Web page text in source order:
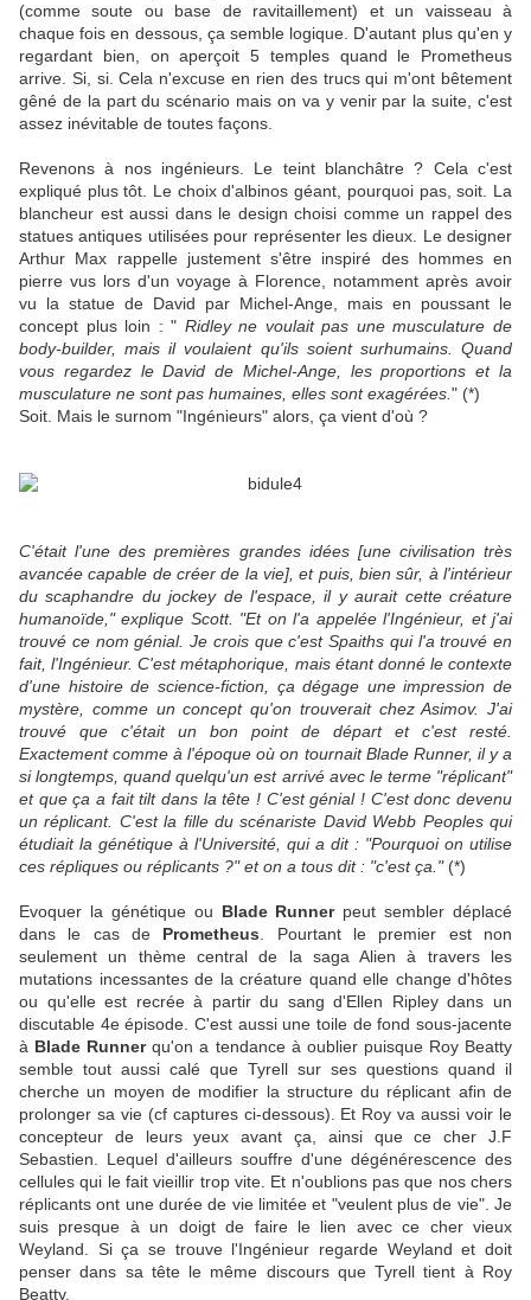
(comme soute ou base de ravitaillement) et un vaisseau à
chaque fois en dessous, ça semble logique. D'autant plus qu'en y
regardant bien, on aperçoit 5 temples quand le Prometheus
arrive. Si, si. Cela n'excuse en rien des trucs qui m'ont bêtement
gêné de la part du scénario mais on va y venir par la suite, c'est
assez inévitable de toutes façons.
Revenons à nos ingénieurs. Le teint blanchâtre ? Cela c'est
expliqué plus tôt. Le choix d'albinos géant, pourquoi pas, soit. La
blancheur est aussi dans le design choisi comme un rappel des
statues antiques utilisées pour représenter les dieux. Le designer
Arthur Max rappelle justement s'être inspiré des hommes en
pierre vus lors d'un voyage à Florence, notamment après avoir
vu la statue de David par Michel-Ange, mais en poussant le
concept plus loin : " Ridley ne voulait pas une musculature de
body-builder, mais il voulaient qu'ils soient surhumains. Quand
vous regardez le David de Michel-Ange, les proportions et la
musculature ne sont pas humaines, elles sont exagérées. " (*)
Soit. Mais le surnom "Ingénieurs" alors, ça vient d'où ?
C'était l'une des premières grandes idées [une civilisation très
avancée capable de créer de la vie], et puis, bien sûr, à l'intérieur
du scaphandre du jockey de l'espace, il y aurait cette créature
humanoïde," explique Scott. "Et on l'a appelée l'Ingénieur, et j'ai
trouvé ce nom génial. Je crois que c'est Spaiths qui l'a trouvé en
fait, l'Ingénieur. C'est métaphorique, mais étant donné le contexte
d'une histoire de science-fiction, ça dégage une impression de
mystère, comme un concept qu'on trouverait chez Asimov. J'ai
trouvé que c'était un bon point de départ et c'est resté.
Exactement comme à l'époque où on tournait Blade Runner, il y a
si longtemps, quand quelqu'un est arrivé avec le terme "réplicant"
et que ça a fait tilt dans la tête ! C'est génial ! C'est donc devenu
un réplicant. C'est la fille du scénariste David Webb Peoples qui
étudiait la génétique à l'Université, qui a dit : "Pourquoi on utilise
ces répliques ou réplicants ?" et on a tous dit : "c'est ça."(*)
Evoquer la génétique ou Blade Runnerpeut sembler déplacé
dans le cas de Prometheus . Pourtant le premier est non
seulement un thème central de la saga Alien à travers les
mutations incessantes de la créature quand elle change d'hôtes
ou qu'elle est recrée à partir du sang d'Ellen Ripley dans un
discutable 4e épisode. C'est aussi une toile de fond sous-jacente
à Blade Runnerqu'on a tendance à oublier puisque Roy Beatty
semble tout aussi calé que Tyrell sur ses questions quand il
cherche un moyen de modifier la structure du réplicant afin de
prolonger sa vie (cf captures ci-dessous). Et Roy va aussi voir le
concepteur de leurs yeux avant ça, ainsi que ce cher J.F
Sebastien. Lequel d'ailleurs souffre d'une dégénérescence des
cellules qui le fait vieillir trop vite. Et n'oublions pas que nos chers
réplicants ont une durée de vie limitée et "veulent plus de vie". Je
suis presque à un doigt de faire le lien avec ce cher vieux
Weyland. Si ça se trouve l'Ingénieur regarde Weyland et doit
penser dans sa tête le même discours que Tyrell tient à Roy
Beatty.